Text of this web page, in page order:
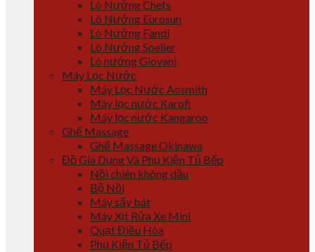
Lò Nướng Chefs
Lò Nướng Eurosun
Lò Nướng Fandi
Lò Nướng Spelier
Lò nướng Giovani
Máy Lọc Nước
Máy Lọc Nước Aosmith
Máy lọc nước Karofi
Máy lọc nước Kangaroo
Ghế Massage
Ghế Massage Okinawa
Đồ Gia Dụng Và Phụ Kiện Tủ Bếp
Nồi chiên không dầu
Bộ Nồi
Máy sấy bát
Máy Xịt Rửa Xe Mini
Quạt Điều Hòa
Phụ Kiện Tủ Bếp